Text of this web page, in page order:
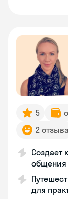
5
2 отзыва
Создает
общения
для